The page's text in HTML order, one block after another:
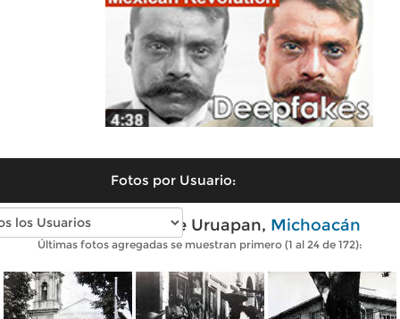
Fotos por Usuario:
Fotos antiguas de Uruapan, Michoacán
Últimas fotos agregadas se muestran primero (1 al 24 de 172):